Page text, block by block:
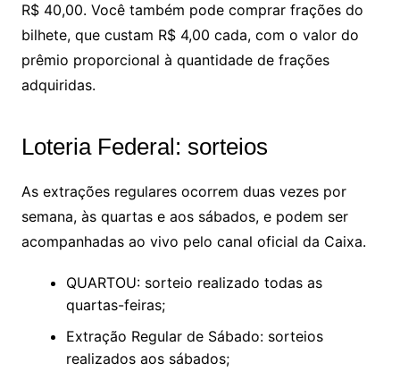
R$ 40,00. Você também pode comprar frações do
bilhete, que custam R$ 4,00 cada, com o valor do
prêmio proporcional à quantidade de frações
adquiridas.
Loteria Federal: sorteios
As extrações regulares ocorrem duas vezes por
semana, às quartas e aos sábados, e podem ser
acompanhadas ao vivo pelo canal oficial da Caixa.
QUARTOU: sorteio realizado todas as
quartas-feiras;
Extração Regular de Sábado: sorteios
realizados aos sábados;